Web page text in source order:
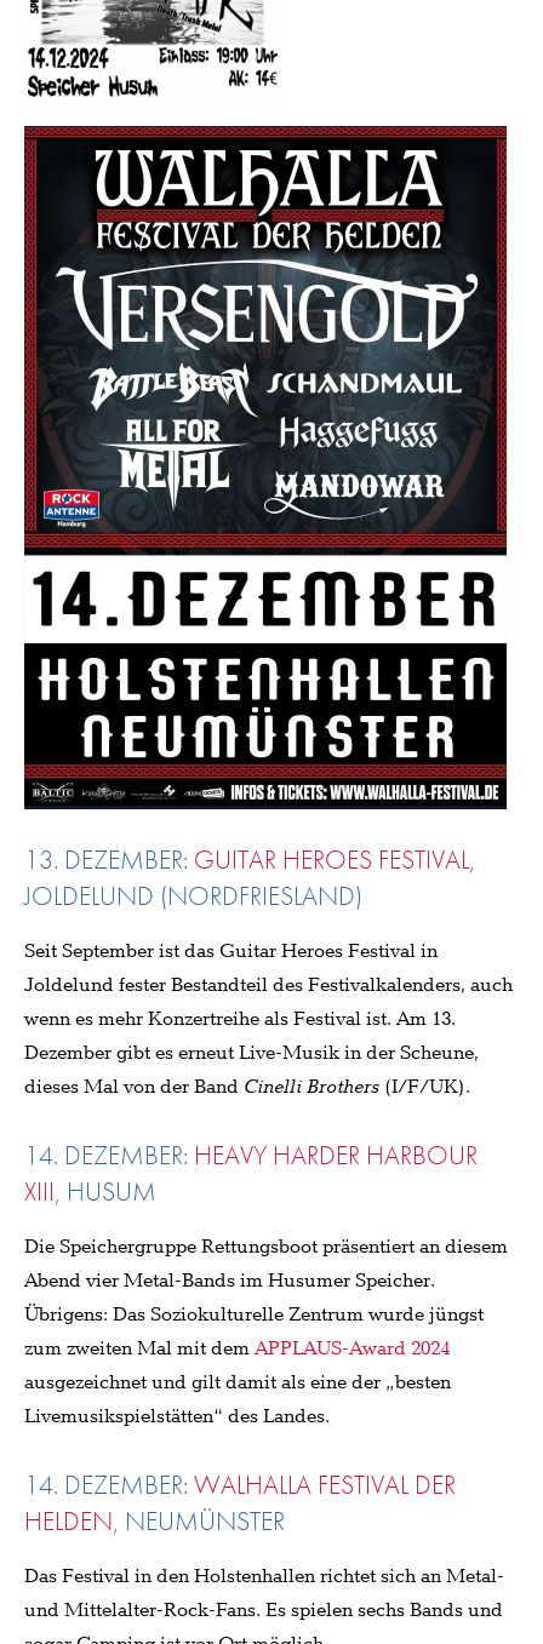
13. DEZEMBER: GUITAR HEROES FESTIVAL,
JOLDELUND (NORDFRIESLAND)
Seit September ist das Guitar Heroes Festival in
Joldelund fester Bestandteil des Festivalkalenders, auch
wenn es mehr Konzertreihe als Festival ist. Am 13.
Dezember gibt es erneut Live-Musik in der Scheune,
dieses Mal von der Band Cinelli Brothers (I/F/UK).
14. DEZEMBER: HEAVY HARDER HARBOUR
XIII, HUSUM
Die Speichergruppe Rettungsboot präsentiert an diesem
Abend vier Metal-Bands im Husumer Speicher.
Übrigens: Das Soziokulturelle Zentrum wurde jüngst
zum zweiten Mal mit demAPPLAUS-Award 2024
ausgezeichnet und gilt damit als eine der „besten
Livemusikspielstätten“ des Landes.
14. DEZEMBER: WALHALLA FESTIVAL DER
HELDEN, NEUMÜNSTER
Das Festival in den Holstenhallen richtet sich an Metal-
und Mittelalter-Rock-Fans. Es spielen sechs Bands und